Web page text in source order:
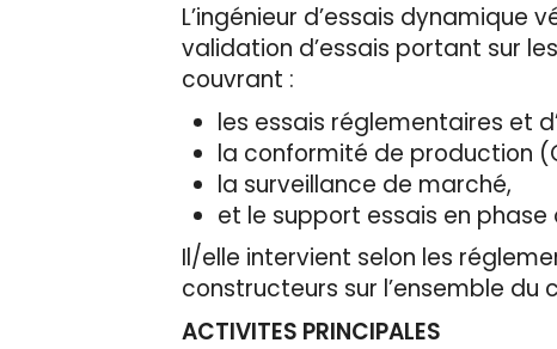
L’ingénieur d’essais dynamique
validation d’essais portant sur
couvrant :
les essais réglementaires et
la conformité de production
la surveillance de marché,
et le support essais en
Il/elle intervient selon les
constructeurs sur l’ensemble du
ACTIVITES PRINCIPALES